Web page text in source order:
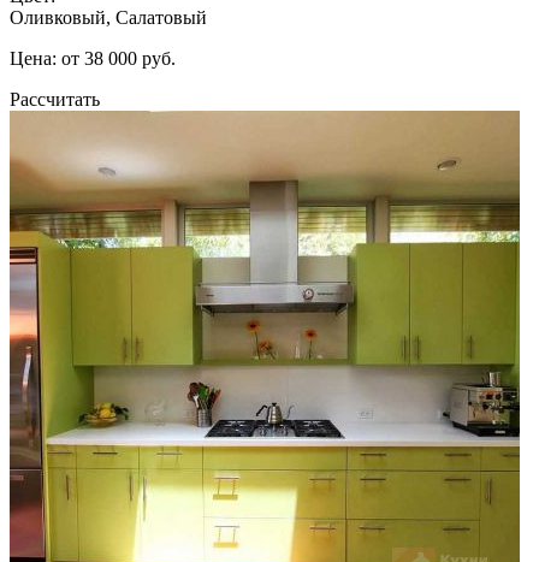
Оливковый, Салатовый
Цена: от 38 000 руб.
Рассчитать